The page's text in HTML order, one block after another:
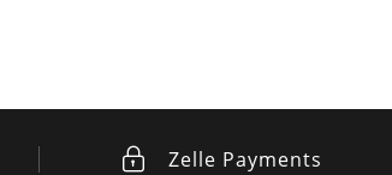
Zelle Payments